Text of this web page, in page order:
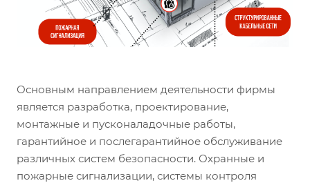
Основным направлением деятельности фирмы
является разработка, проектирование,
монтажные и пусконаладочные работы,
гарантийное и послегарантийное обслуживание
различных систем безопасности. Охранные и
пожарные сигнализации, системы контроля